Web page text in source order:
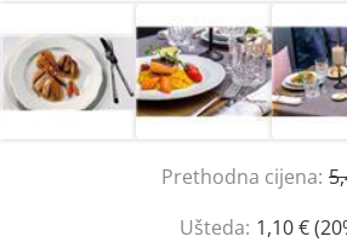
Prethodna cijena:
Ušteda: 1,10 €